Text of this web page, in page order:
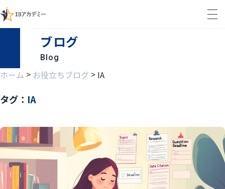
ブログ
Blog
ホーム > お役立ちブログ > IA
タグ： IA